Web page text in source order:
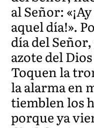
al Señor:
aquel día!».
día del
azote del
Toquen la
la alarma en
tiemblen los
porque ya